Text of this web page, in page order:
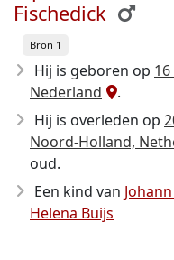
Fischedick
Bron 1
Hij is geboren op
Nederland
.
Hij is overleden op
Noord-Holland,
oud.
Een kind van
Helena Buijs